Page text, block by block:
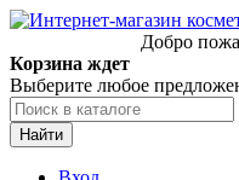
Добро
Корзина ждет
Выберите любое
Найти